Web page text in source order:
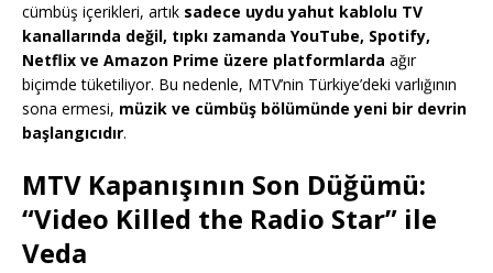
cümbüş içerikleri, artık sadece uydu yahut kablolu TV
kanallarında değil, tıpkı zamanda YouTube, Spotify,
Netflix ve Amazon Prime üzere platformlarda ağır
biçimde tüketiliyor. Bu nedenle, MTV’nin Türkiye’deki varlığının
sona ermesi, müzik ve cümbüş bölümünde yeni bir devrin
başlangıcıdır.
MTV Kapanışının Son Düğümü:
“Video Killed the Radio Star” ile
Veda